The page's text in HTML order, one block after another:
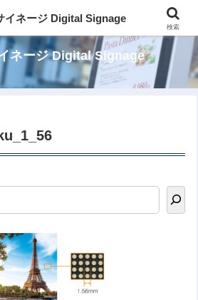
ンタン デジタルサイネージ
ネージ Digital Signage
イネージ Digital Signage
検索